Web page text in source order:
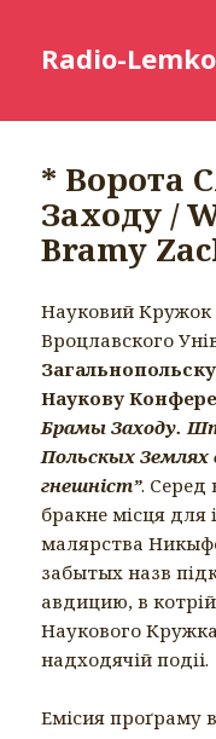
Radio-
* Ворота
Заходу /
Bramy
Науковий
Вроцлавского
Наукову
Брамы Заходу.
Польскых Землях
гнешнiст”. Серед
бракне мiсця для
малярства
забытых назв
авдицию, в
Наукового
надходячій подiі.
Емісия проґраму